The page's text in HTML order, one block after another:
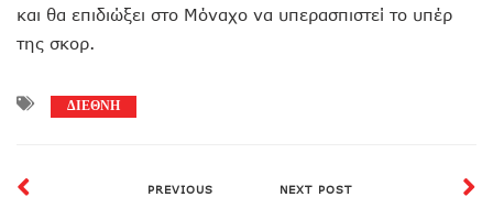
και θα επιδιώξει στο Μόναχο να υπερασπιστεί το υπέρ
της σκορ.
ΔΙΕΘΝΗ
PREVIOUS NEXT POST